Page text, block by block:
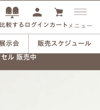
比較する ログイン カート メニュー
販売スケジュール
示会
ル 販売中